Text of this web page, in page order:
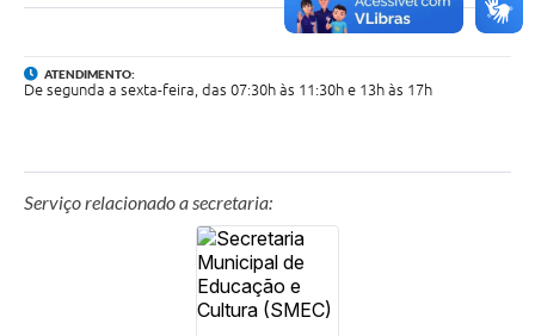
ATENDIMENTO:
De segunda a sexta-feira, das 07:30h às 11:30h e 13h às 17h
Serviço relacionado a secretaria: